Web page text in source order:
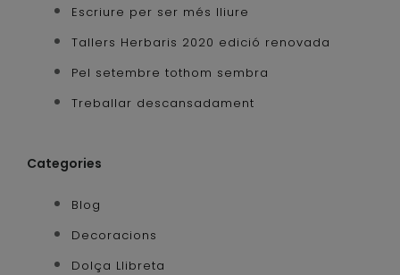
Escriure per ser més lliure
Tallers Herbaris 2020 edició renovada
Pel setembre tothom sembra
Treballar descansadament
Categories
Blog
Decoracions
Dolça Llibreta